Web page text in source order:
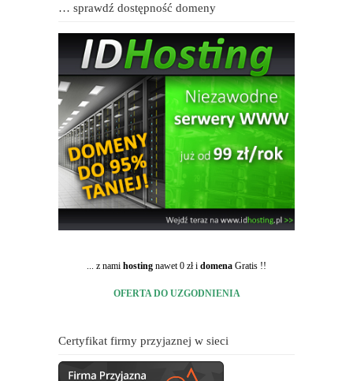
… sprawdź dostępność domeny
... z nami hosting nawet 0 zł i domena Gratis !!
OFERTA DO UZGODNIENIA
Certyfikat firmy przyjaznej w sieci